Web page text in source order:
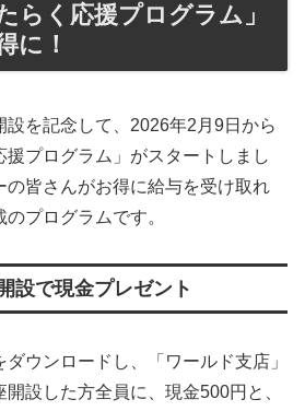
らく応援プログラム」
に！
設を記念して、2026年2月9日から
援プログラム」がスタートしまし
の皆さんがお得に給与を受け取れ
プログラムです。
設で現金プレゼント
ウンロードし、「ワールド支店」
設した方全員に、現金500円と、